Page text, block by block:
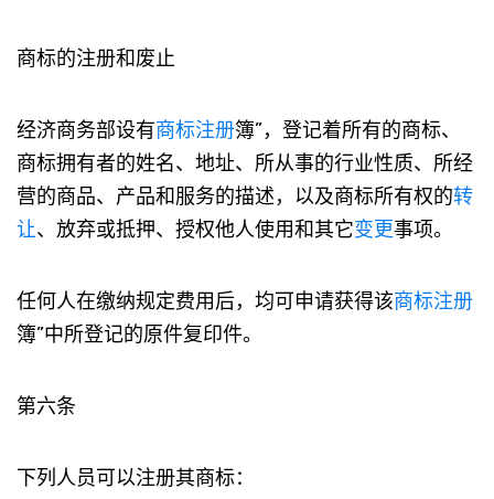
商标的注册和废止
经济商务部设有商标注册簿”，登记着所有的商标、
商标拥有者的姓名、地址、所从事的行业性质、所经
营的商品、产品和服务的描述，以及商标所有权的转
让、放弃或抵押、授权他人使用和其它变更事项。
任何人在缴纳规定费用后，均可申请获得该商标注册
簿”中所登记的原件复印件。
第六条
下列人员可以注册其商标：